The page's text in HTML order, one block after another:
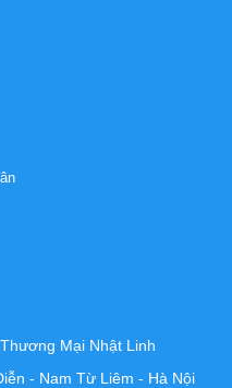
Mại Nhật Linh
- Nam Từ Liêm - Hà Nội